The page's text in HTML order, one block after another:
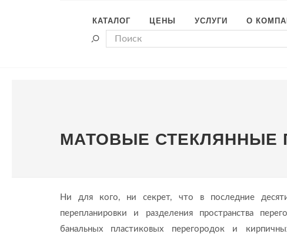
КАТАЛОГ ЦЕНЫ УСЛУГИ О
МАТОВЫЕ СТЕКЛЯННЫЕ
Ни для кого, ни секрет, что в последние
перепланировки и разделения пространства
банальных пластиковых перегородок и